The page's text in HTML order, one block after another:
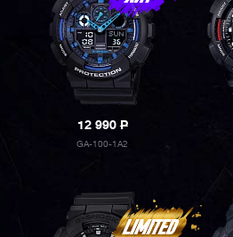
12 990P
GA-100-1A2